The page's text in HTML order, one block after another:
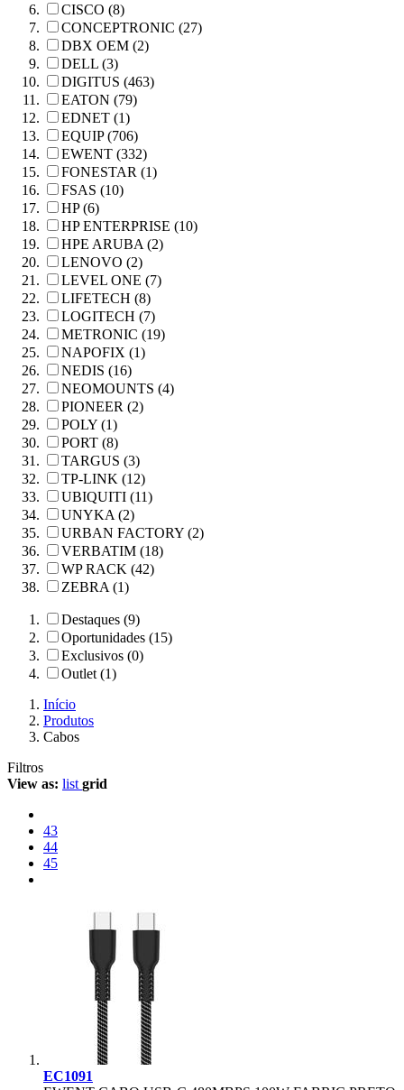
CISCO (8)
CONCEPTRONIC (27)
DBX OEM (2)
DELL (3)
DIGITUS (463)
EATON (79)
EDNET (1)
EQUIP (706)
EWENT (332)
FONESTAR (1)
FSAS (10)
HP (6)
HP ENTERPRISE (10)
HPE ARUBA (2)
LENOVO (2)
LEVEL ONE (7)
LIFETECH (8)
LOGITECH (7)
METRONIC (19)
NAPOFIX (1)
NEDIS (16)
NEOMOUNTS (4)
PIONEER (2)
POLY (1)
PORT (8)
TARGUS (3)
TP-LINK (12)
UBIQUITI (11)
UNYKA (2)
URBAN FACTORY (2)
VERBATIM (18)
WP RACK (42)
ZEBRA (1)
Destaques (9)
Oportunidades (15)
Exclusivos (0)
Outlet (1)
Início
Produtos
Cabos
Filtros
View as: list grid
43
44
45
EC1091